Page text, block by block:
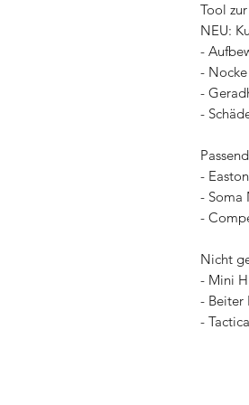
Tool
NEU:
-
-
-
-
-
- Soma
-
Nicht
- Mini
- Beiter
-